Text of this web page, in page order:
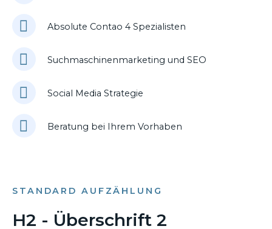
Absolute Contao 4 Spezialisten
Suchmaschinenmarketing und SEO
Social Media Strategie
Beratung bei Ihrem Vorhaben
STANDARD AUFZÄHLUNG
H2 - Überschrift 2